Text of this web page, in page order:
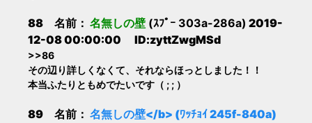
88 名前： 名無しの壁 (ｽﾌﾟｰ 303a-286a) 2019-
12-08 00:00:00 ID:zyttZwgMSd
>>86
その辺り詳しくなくて、それならほっとしました！！
本当ふたりともめでたいです（ ; ; ）
89 名前： 名無しの壁</b> (ﾜｯﾁｮｲ 245f-840a)